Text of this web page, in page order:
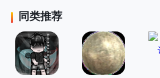
同类推荐